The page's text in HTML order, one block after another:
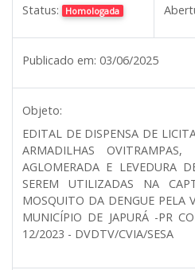
Status: Homologada
Publicado em: 03/06/2025
Objeto:
EDITAL DE DISPENSA DE
ARMADILHAS
AGLOMERADA E LEVEDURA
SEREM UTILIZADAS NA
MOSQUITO DA DENGUE PELA
MUNICÍPIO DE JAPURÁ -PR
12/2023 - DVDTV/CVIA/SESA